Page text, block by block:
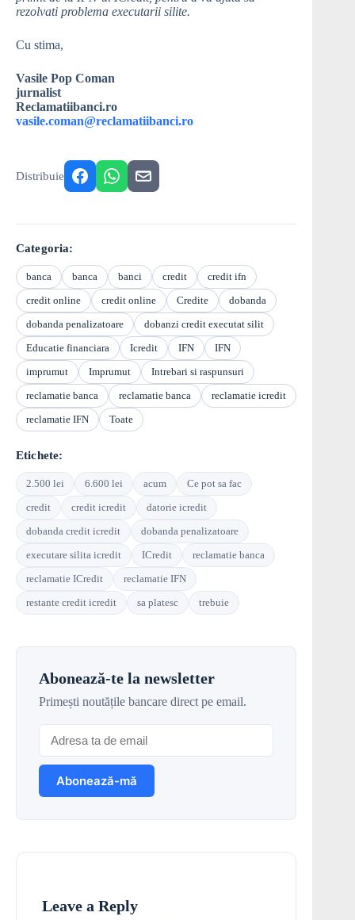
rezolvati problema executarii silite.
Cu stima,
Vasile Pop Coman
jurnalist
Reclamatiibanci.ro
vasile.coman@reclamatiibanci.ro
Distribuie
Categoria:
banca banca banci credit
credit ifn
credit online
credit online Credite
dobanda
dobanda penalizatoare
dobanzi credit executat silit
Educatie financiara
Icredit IFN
IFN
imprumut
Imprumut
Intrebari si raspunsuri
reclamatie banca
reclamatie banca
reclamatie icredit
reclamatie IFN
Toate
Etichete:
2.500 lei 6.600 lei acum
Ce pot sa fac
credit
credit icredit
datorie icredit
dobanda credit icredit
dobanda penalizatoare
executare silita icredit
ICredit
reclamatie banca
reclamatie ICredit
reclamatie IFN
restante credit icredit
sa platesc trebuie
Abonează-te la newsletter
Primești noutățile bancare direct pe email.
Leave a Reply